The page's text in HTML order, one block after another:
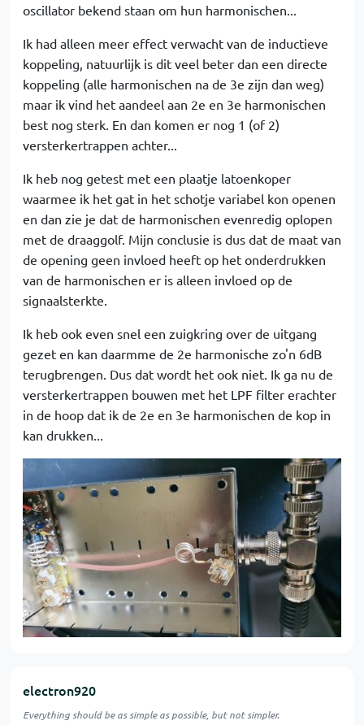
oscillator bekend staan om hun harmonischen...
Ik had alleen meer effect verwacht van de inductieve
koppeling, natuurlijk is dit veel beter dan een directe
koppeling (alle harmonischen na de 3e zijn dan weg)
maar ik vind het aandeel aan 2e en 3e harmonischen
best nog sterk. En dan komen er nog 1 (of 2)
versterkertrappen achter...
Ik heb nog getest met een plaatje latoenkoper
waarmee ik het gat in het schotje variabel kon openen
en dan zie je dat de harmonischen evenredig oplopen
met de draaggolf. Mijn conclusie is dus dat de maat van
de opening geen invloed heeft op het onderdrukken
van de harmonischen er is alleen invloed op de
signaalsterkte.
Ik heb ook even snel een zuigkring over de uitgang
gezet en kan daarmme de 2e harmonische zo'n 6dB
terugbrengen. Dus dat wordt het ook niet. Ik ga nu de
versterkertrappen bouwen met het LPF filter erachter
in de hoop dat ik de 2e en 3e harmonischen de kop in
kan drukken...
electron920
Everything should be as simple as possible, but not simpler.